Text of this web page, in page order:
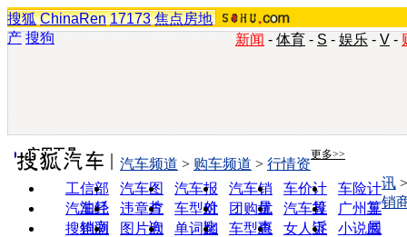
搜狐 ChinaRen 17173 焦点房地
产 搜狗 新闻 - 体育 - S - 娱乐 - V -
实用工具 更多>>
工信部
油耗
汽车图
片
汽车报
价
汽车销
量
车价计
算
车险计
算
汽车经
销商
违章查
询
车型对
比
团购优
惠
汽车投
诉
广州车
展
搜狗浏
图片欣
单词翻
车型查
女人宝
小说阅
汽车频道 > 购车频道 > 行情资
讯
销